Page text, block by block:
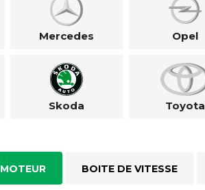
Mercedes Opel
Skoda Toyota
MOTEUR BOITE DE VITESSE